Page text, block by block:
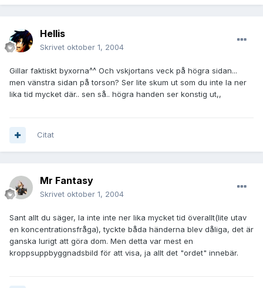
Hellis
Skrivet oktober 1, 2004
Gillar faktiskt byxorna^^ Och vskjortans veck på högra sidan...
men vänstra sidan på torson? Ser lite skum ut som du inte la ner
lika tid mycket där.. sen så.. högra handen ser konstig ut,,
Citat
Mr Fantasy
Skrivet oktober 1, 2004
Sant allt du säger, la inte inte ner lika mycket tid överallt(lite utav
en koncentrationsfråga), tyckte båda händerna blev dåliga, det är
ganska lurigt att göra dom. Men detta var mest en
kroppsuppbyggnadsbild för att visa, ja allt det "ordet" innebär.